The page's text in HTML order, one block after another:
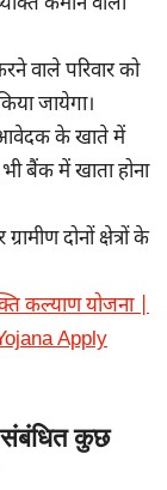
वाले परिवार को
जायेगा।
आवेदक के खाते में
बैंक में खाता होना
दोनों क्षेत्रों के
कल्याण योजना |
Apply
संबंधित कुछ